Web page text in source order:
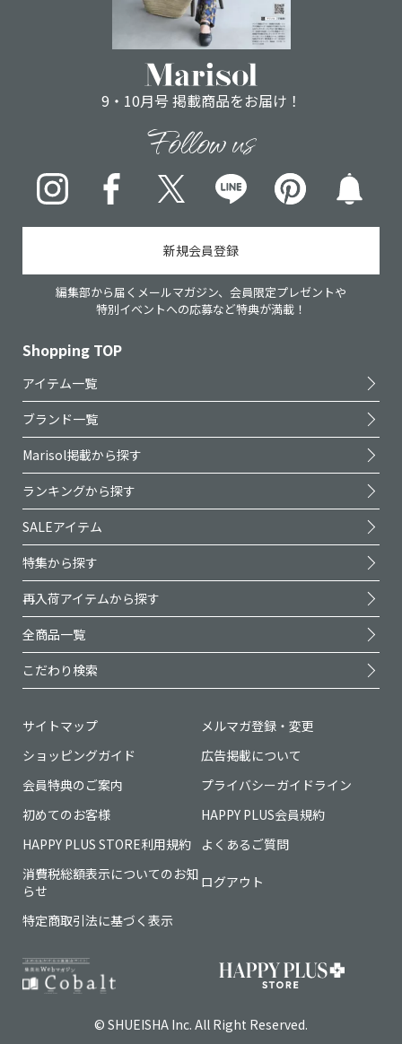
9・10月号 掲載商品をお届け！
Follow us
InstagramFacebookX LINE pinterest
新規会員登録
編集部から届くメールマガジン、会員限定プレゼントや
特別イベントへの応募など特典が満載！
Shopping TOP
アイテム一覧
ブランド一覧
Marisol掲載から探す
ランキングから探す
SALEアイテム
特集から探す
再入荷アイテムから探す
全商品一覧
こだわり検索
サイトマップ
メルマガ登録・変更
ショッピングガイド
広告掲載について
会員特典のご案内
プライバシーガイドライン
初めてのお客様
HAPPY PLUS会員規約
HAPPY PLUS STORE利用規約
よくあるご質問
消費税総額表示についてのお知
らせ
ログアウト
特定商取引法に基づく表示
© SHUEISHA Inc. All Right Reserved.